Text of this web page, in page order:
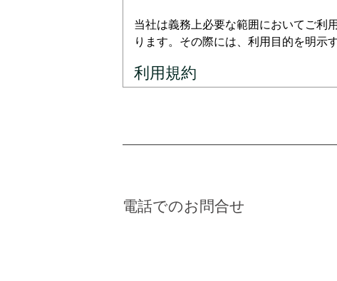
当社は義務上必要な範囲においてご利
ります。その際には、利用目的を明示
利用規約
電話でのお問合せ